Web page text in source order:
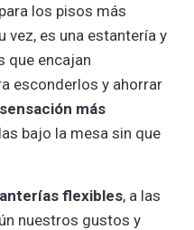
los pisos más
vez, es una estantería y
que encajan
esconderlos y ahorrar
más
bajo la mesa sin que
flexibles, a las
nuestros gustos y